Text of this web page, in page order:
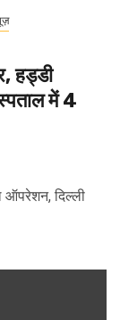
हड्डी
में 4
ऑपरेशन, दिल्ली